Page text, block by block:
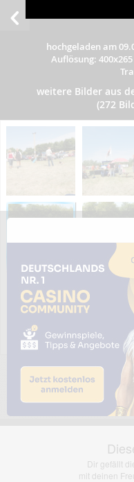
hochgeladen am
Auflösung:
weitere Bilder aus
(272
Das dargestellte Bild wurde
übernimmt keinerlei Haftung
jedoch bei Verstößen
Dir gefällt
mit deinen